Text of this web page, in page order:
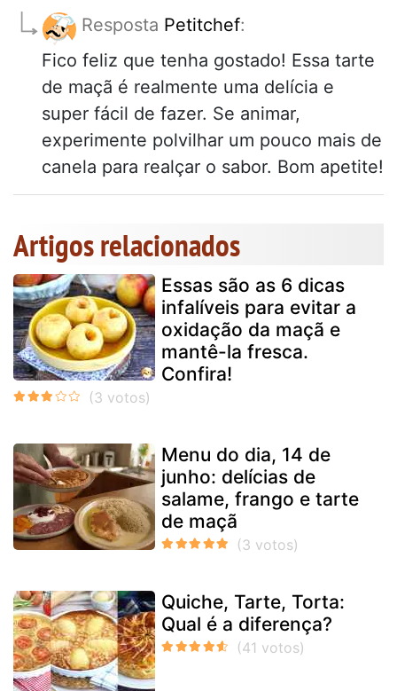
Resposta Petitchef:
Fico feliz que tenha gostado! Essa tarte
de maçã é realmente uma delícia e
super fácil de fazer. Se animar,
experimente polvilhar um pouco mais de
canela para realçar o sabor. Bom apetite!
Artigos relacionados
Essas são as 6 dicas
infalíveis para evitar a
oxidação da maçã e
mantê-la fresca.
Confira!
Menu do dia, 14 de
junho: delícias de
salame, frango e tarte
de maçã
Quiche, Tarte, Torta:
Qual é a diferença?